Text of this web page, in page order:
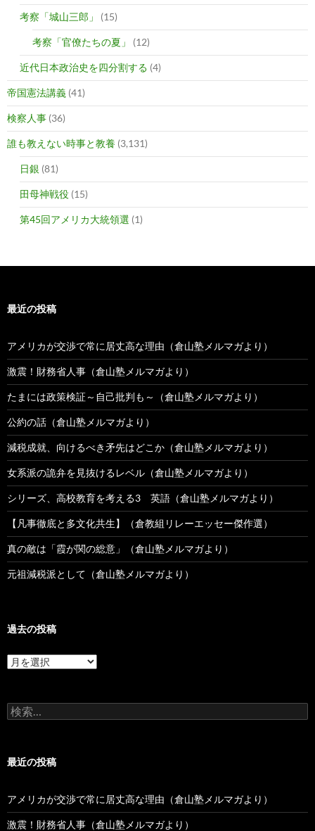
考察「城山三郎」 (15)
考察「官僚たちの夏」 (12)
近代日本政治史を四分割する (4)
帝国憲法講義 (41)
検察人事 (36)
誰も教えない時事と教養 (3,131)
日銀 (81)
田母神戦役 (15)
第45回アメリカ大統領選 (1)
最近の投稿
アメリカが交渉で常に居丈高な理由（倉山塾メルマガより）
激震！財務省人事（倉山塾メルマガより）
たまには政策検証～自己批判も～（倉山塾メルマガより）
公約の話（倉山塾メルマガより）
減税成就、向けるべき矛先はどこか（倉山塾メルマガより）
女系派の詭弁を見抜けるレベル（倉山塾メルマガより）
シリーズ、高校教育を考える3 英語（倉山塾メルマガより）
【凡事徹底と多文化共生】（倉教組リレーエッセー傑作選）
真の敵は「霞が関の総意」（倉山塾メルマガより）
元祖減税派として（倉山塾メルマガより）
過去の投稿
過
去
稿
検
索:
最近の投稿
アメリカが交渉で常に居丈高な理由（倉山塾メルマガより）
激震！財務省人事（倉山塾メルマガより）